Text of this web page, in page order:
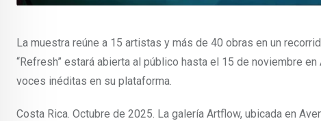
La muestra reúne a 15 artistas y más de 40 obras en un
“Refresh” estará abierta al público hasta el 15 de noviembre
voces inéditas en su plataforma.
Costa Rica. Octubre de 2025. La galería Artflow, ubicada en